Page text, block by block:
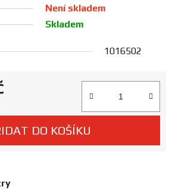
Skladem
Není skladem
1016502
DO KOŠÍKU